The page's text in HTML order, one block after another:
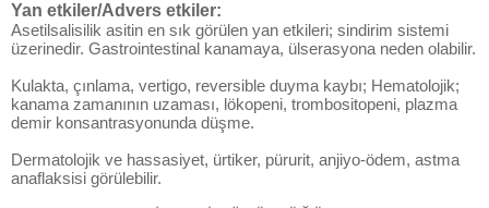
Yan etkiler/Advers etkiler:
Asetilsalisilik asitin en sık görülen yan etkileri; sindirim sistemi
üzerinedir. Gastrointestinal kanamaya, ülserasyona neden olabilir.
Kulakta, çınlama, vertigo, reversible duyma kaybı; Hematolojik;
kanama zamanının uzaması, lökopeni, trombositopeni, plazma
demir konsantrasyonunda düşme.
Dermatolojik ve hassasiyet, ürtiker, pürurit, anjiyo-ödem, astma
anaflaksisi görülebilir.